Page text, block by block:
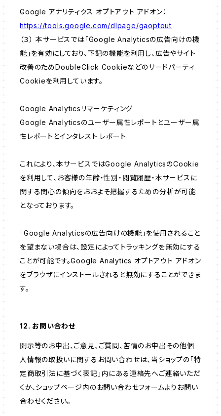
Google アナリティクス オプトアウト アドオン：
https://tools.google.com/dlpage/gaoptout
（３） 本サービスでは「Google Analyticsの広告向けの機
能」を有効にしており、下記の機能を利用し、広告やサイト
改善のためDoubleClick Cookieなどのサードパーティ
Cookieを利用しています。
Google Analyticsリマーケティング
Google Analyticsのユーザー属性レポートとユーザー属
性レポートとインタレスト レポート
これにより、本サービスではGoogle AnalyticsのCookie
を利用して、お客様の年齢・性別・閲覧履歴・本サービスに
関する関心の傾向をおおよそ把握するための分析が可能
となっております。
「Google Analyticsの広告向けの機能」を使用されること
を望まない場合は、設定によってトラッキングを無効にする
ことが可能です。Google Analytics オプトアウト アドオン
をブラウザにインストールされると無効にすることができま
す。
12. お問い合わせ
開示等のお申出、ご意見、ご質問、苦情のお申出その他個
人情報の取扱いに関するお問い合わせは、当ショップの「特
定商取引法に基づく表記」内にある連絡先へご連絡いただ
くか、ショップページ内のお問い合わせフォームよりお問い
合わせください。